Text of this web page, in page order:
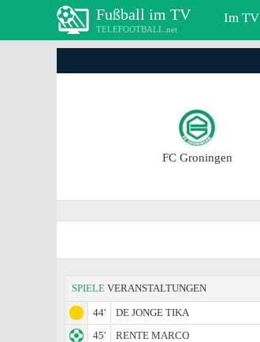
Fußball im TV
TELEFOOTBALL.net
Im TV
FC Groningen
SPIELE VERANSTALTUNGEN
44'
DE JONGE TIKA
45'
RENTE MARCO